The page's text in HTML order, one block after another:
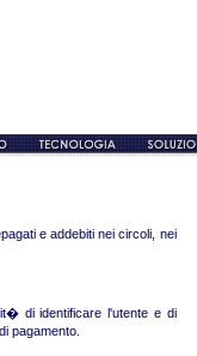
e addebiti nei circoli, nei
di identificare l'utente e di
pagamento.